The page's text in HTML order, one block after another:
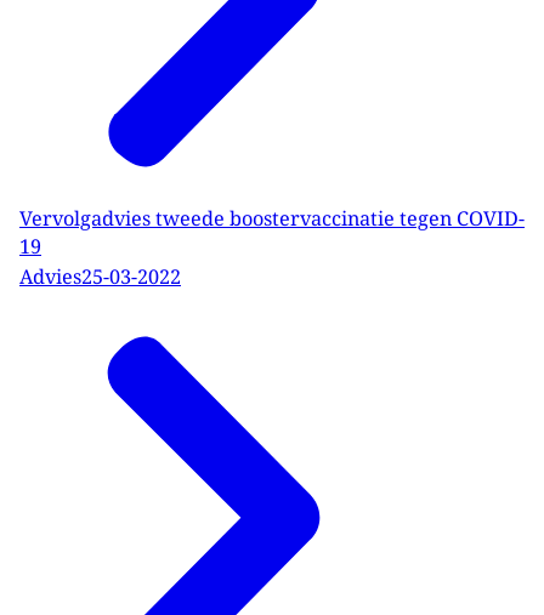
Vervolgadvies tweede boostervaccinatie tegen COVID-
19
Advies25-03-2022